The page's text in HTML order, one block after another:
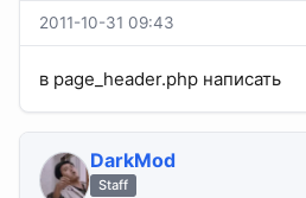
2011-10-31 09:43
в page_header.php написать
DarkMod
Staff